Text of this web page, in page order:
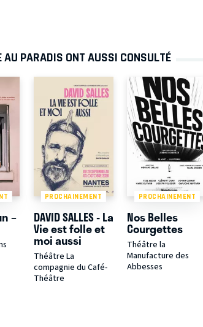
AU PARADIS ONT AUSSI CONSULTÉ
–
PROCHAINEMENT
DAVID SALLES - La
Vie est folle et
moi aussi
Théâtre La
compagnie du Café-
Théâtre
PROCHAINEMENT
Nos Belles
Courgettes
Théâtre la
Manufacture des
Abbesses